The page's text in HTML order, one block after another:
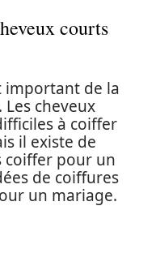
courts
important de la
cheveux
à coiffer
il existe de
coiffer pour un
de coiffures
un mariage.